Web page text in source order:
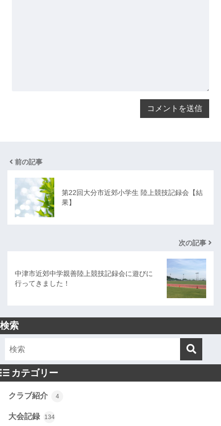
前の記事
第22回大分市近郊小学生 陸上競技記録会【結
果】
次の記事
中津市近郊中学親善陸上競技記録会に遊びに
行ってきました！
検索
カテゴリー
クラブ紹介 4
大会記録 134